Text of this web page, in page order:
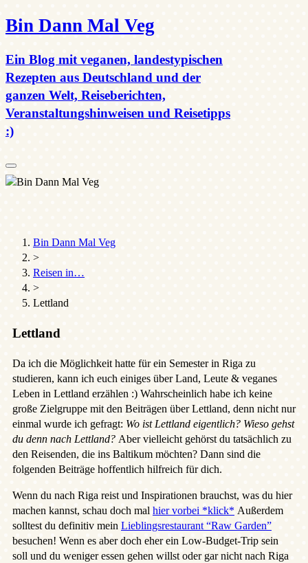
Bin Dann Mal Veg
Ein Blog mit veganen, landestypischen
Rezepten aus Deutschland und der
ganzen Welt, Reiseberichten,
Veranstaltungshinweisen und Reisetipps
:)
Search
Bin Dann Mal Veg
>
Reisen in…
>
Lettland
Lettland
Da ich die Möglichkeit hatte für ein Semester in Riga zu
studieren, kann ich euch einiges über Land, Leute & veganes
Leben in Lettland erzählen :) Wahrscheinlich habe ich keine
große Zielgruppe mit den Beiträgen über Lettland, denn nicht nur
einmal wurde ich gefragt: Wo ist Lettland eigentlich? Wieso gehst
du denn nach Lettland? Aber vielleicht gehörst du tatsächlich zu
den Reisenden, die ins Baltikum möchten? Dann sind die
folgenden Beiträge hoffentlich hilfreich für dich.
Wenn du nach Riga reist und Inspirationen brauchst, was du hier
machen kannst, schau doch mal hier vorbei *klick* Außerdem
solltest du definitiv mein Lieblingsrestaurant “Raw Garden”
besuchen! Wenn es aber doch eher ein Low-Budget-Trip sein
soll und du weniger essen gehen willst oder gar nicht nach Riga